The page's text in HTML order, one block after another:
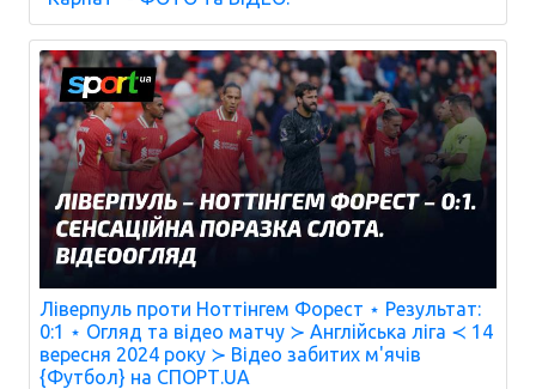
Ліверпуль проти Ноттінгем Форест ⋆ Результат:
0:1 ⋆ Огляд та відео матчу ≻ Англійська ліга ≺ 14
вересня 2024 року ≻ Відео забитих м'ячів
{Футбол} на СПОРТ.UA